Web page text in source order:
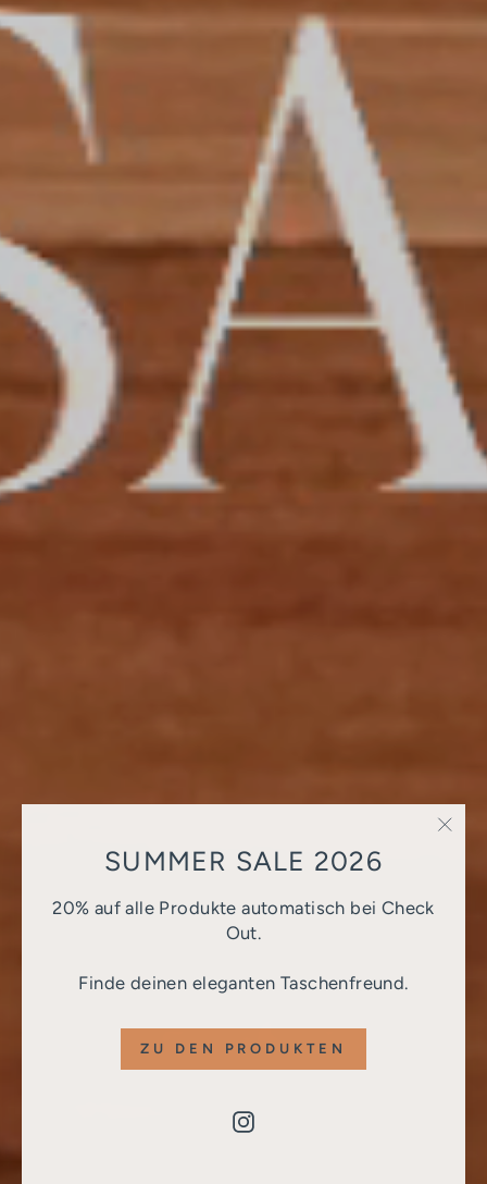
SUMMER SALE 2026
20% auf alle Produkte automatisch bei Check
Out.
Finde deinen eleganten Taschenfreund.
ZU DEN PRODUKTEN
Instagram